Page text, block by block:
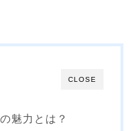
CLOSE
魅力とは？